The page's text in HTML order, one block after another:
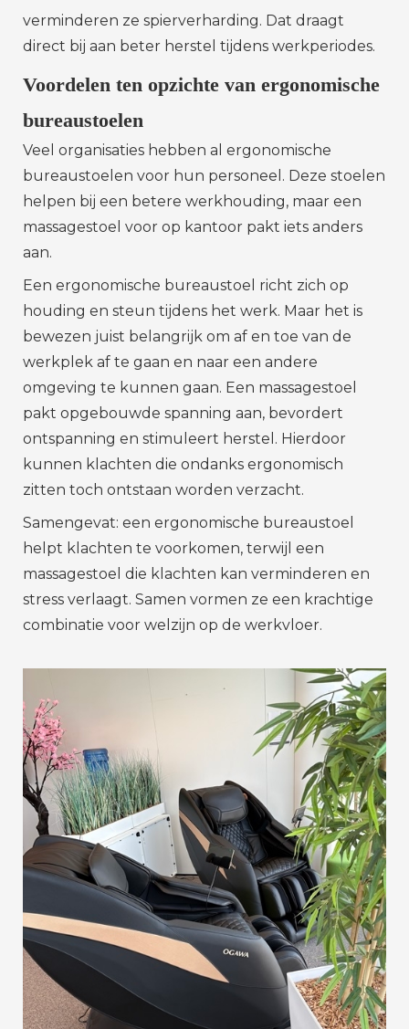
verminderen ze spierverharding. Dat draagt
direct bij aan beter herstel tijdens werkperiodes.
Voordelen ten opzichte van ergonomische
bureaustoelen
Veel organisaties hebben al ergonomische
bureaustoelen voor hun personeel. Deze stoelen
helpen bij een betere werkhouding, maar een
massagestoel voor op kantoor pakt iets anders
aan.
Een ergonomische bureaustoel richt zich op
houding en steun tijdens het werk. Maar het is
bewezen juist belangrijk om af en toe van de
werkplek af te gaan en naar een andere
omgeving te kunnen gaan. Een massagestoel
pakt opgebouwde spanning aan, bevordert
ontspanning en stimuleert herstel. Hierdoor
kunnen klachten die ondanks ergonomisch
zitten toch ontstaan worden verzacht.
Samengevat: een ergonomische bureaustoel
helpt klachten te voorkomen, terwijl een
massagestoel die klachten kan verminderen en
stress verlaagt. Samen vormen ze een krachtige
combinatie voor welzijn op de werkvloer.